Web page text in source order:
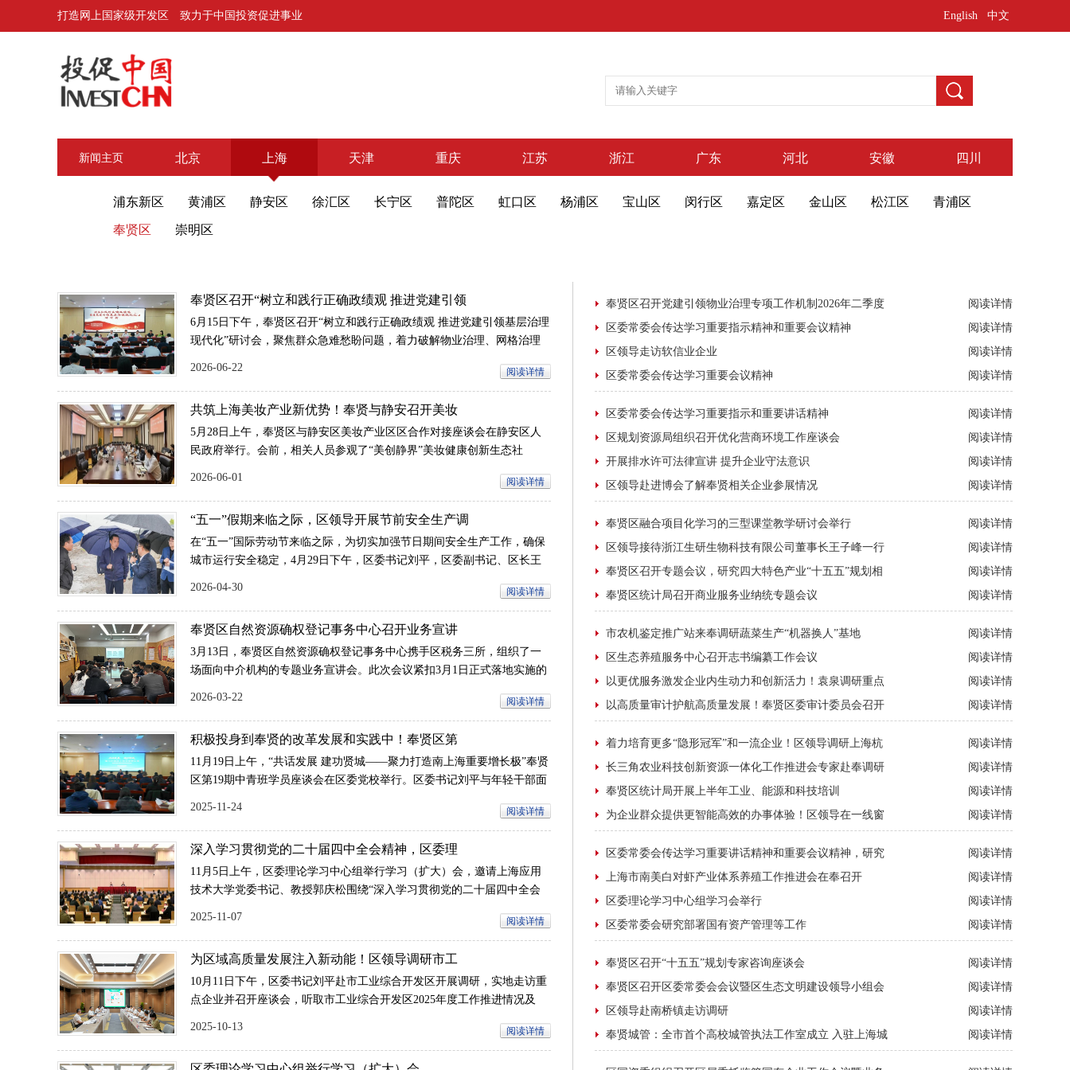
打造网上国家级开发区 致力于中国投资促进事业 English 中文
新闻主页 北京 上海 天津 重庆 江苏 浙江 广东 河北 安徽 四川
浦东新区 黄浦区 静安区 徐汇区 长宁区 普陀区 虹口区 杨浦区 宝山区 闵行区 嘉定区 金山区 松江区 青浦区
奉贤区 崇明区
奉贤区召开“树立和践行正确政绩观 推进党建引领
基层治理现代化”研讨会
6月15日下午，奉贤区召开“树立和践行正确政绩观 推进党建引领基层治理
现代化”研讨会，聚焦群众急难愁盼问题，着力破解物业治理、网格治理
长极建设。树立和践行正确政绩观学习教育市委第二督导组组长王剑华，
市委党校副校长罗峰出席。区委副书记唐晓腾致辞。
2026-06-22 阅读详情
共筑上海美妆产业新优势！奉贤与静安召开美妆
产业区区合作对接座谈会
5月28日上午，奉贤区与静安区美妆产业区区合作对接座谈会在静安区人
民政府举行。会前，相关人员参观了“美创静界”美妆健康创新生态社
2026-06-01 阅读详情
“五一”假期来临之际，区领导开展节前安全生产调
研
在“五一”国际劳动节来临之际，为切实加强节日期间安全生产工作，确保
城市运行安全稳定，4月29日下午，区委书记刘平，区委副书记、区长王
2026-04-30 阅读详情
奉贤区自然资源确权登记事务中心召开业务宣讲
会：聚焦登记新规，力推“全程网办”
3月13日，奉贤区自然资源确权登记事务中心携手区税务三所，组织了一
场面向中介机构的专题业务宣讲会。此次会议紧扣3月1日正式落地实施的
务，全区10余家中介机构代表参与。会议旨在通过深入的政策解读与具体
的实操指导，为不动产登记服务的标准化、数字化升级注入强劲动力。
2026-03-22 阅读详情
积极投身到奉贤的改革发展和实践中！奉贤区第
19期中青班学员座谈会举行
11月19日上午，“共话发展 建功贤城——聚力打造南上海重要增长极”奉贤
区第19期中青班学员座谈会在区委党校举行。区委书记刘平与年轻干部面
2025-11-24 阅读详情
深入学习贯彻党的二十届四中全会精神，区委理
论学习中心组举行学习（扩大）会
11月5日上午，区委理论学习中心组举行学习（扩大）会，邀请上海应用
技术大学党委书记、教授郭庆松围绕“深入学习贯彻党的二十届四中全会
长王益群，区政协党组书记、主席陈勇章，区委副书记唐晓腾出席会议。
2025-11-07 阅读详情
为区域高质量发展注入新动能！区领导调研市工
业综合开发区
10月11日下午，区委书记刘平赴市工业综合开发区开展调研，实地走访重
点企业并召开座谈会，听取市工业综合开发区2025年度工作推进情况及
2025-10-13 阅读详情